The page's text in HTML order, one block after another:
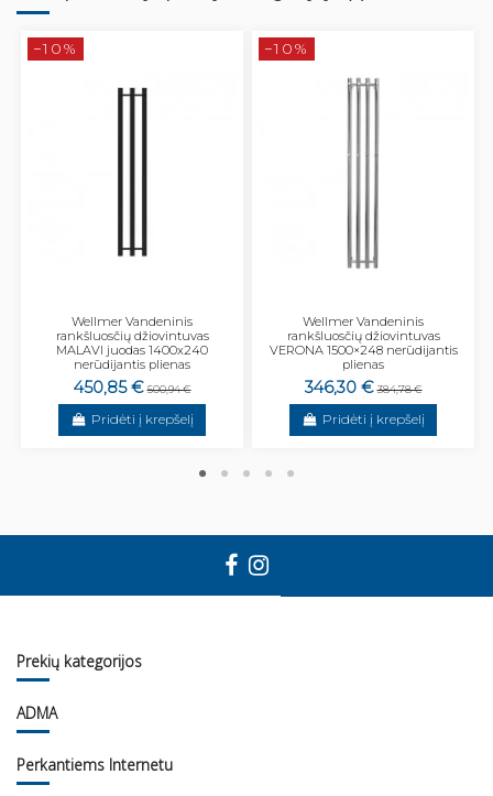
−10%
Wellmer Vandeninis
rankšluosčių džiovintuvas
MALAVI juodas 1400x240
nerūdijantis plienas
450,85 € 500,94 €
Pridėti į krepšelį
−10%
Wellmer Vandeninis
rankšluosčių džiovintuvas
VERONA 1500×248 nerūdijantis
plienas
346,30 € 384,78 €
Pridėti į krepšelį
Prekių kategorijos
ADMA
Perkantiems Internetu